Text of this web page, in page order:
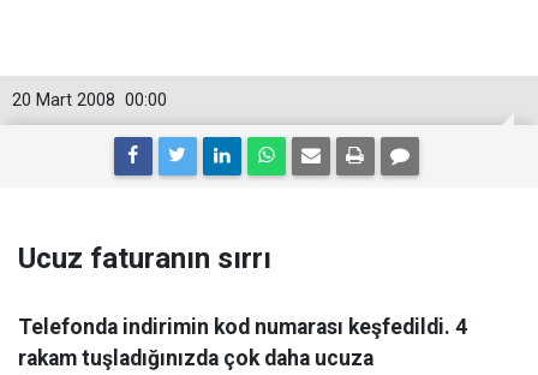
00:00
20 Mart 2008
Ucuz faturanın sırrı
Telefonda indirimin kod numarası keşfedildi. 4
rakam tuşladığınızda çok daha ucuza